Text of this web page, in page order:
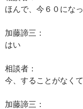
ほんで、今６０にな
加藤諦三：
はい
相談者：
今、することがなくて
加藤諦三：